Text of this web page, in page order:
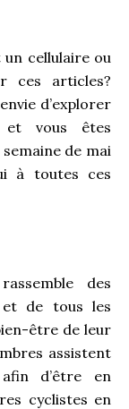
un cellulaire ou
ces articles?
d’explorer
et vous êtes
de mai
à toutes ces
des
de tous les
être de leur
assistent
d’être en
cyclistes en